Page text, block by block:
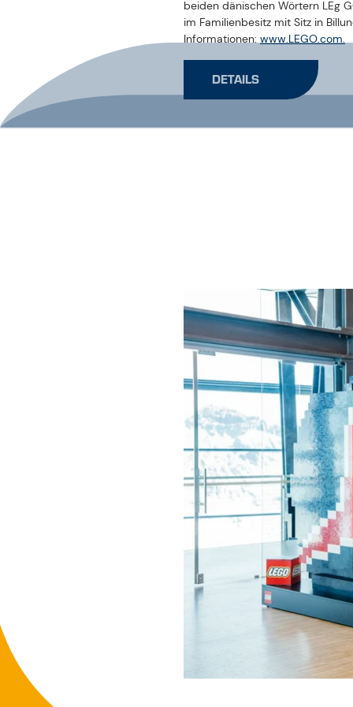
02
DOWNLOAD
PA_VB LEGO_26_DE EN-
DOWNLOAD
PA_VB LEGO_26_DE.DOCX
DOWNLOAD
PA_VB LEGO_26_DE.PDF
DOWNLOAD